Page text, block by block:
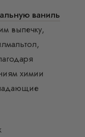
ваниль
выпечку,
химии